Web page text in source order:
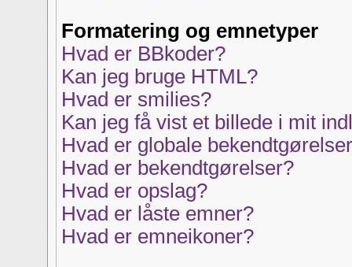
Formatering og emnetyper
Hvad er BBkoder?
Kan jeg bruge HTML?
Hvad er smilies?
Kan jeg få vist et billede i mit
Hvad er globale
Hvad er bekendtgørelser?
Hvad er opslag?
Hvad er låste emner?
Hvad er emneikoner?